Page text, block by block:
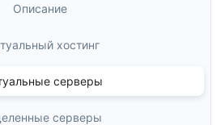
Описание
хостинг
серверы
серверы